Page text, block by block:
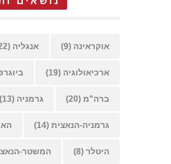
אוקראינה (9) אנגליה (22)
ארכיאולוגיה (19)
ברה"מ (20) גרמניה (13)
גרמניה-הנאצית (14)
היטלר (8) המשטר-